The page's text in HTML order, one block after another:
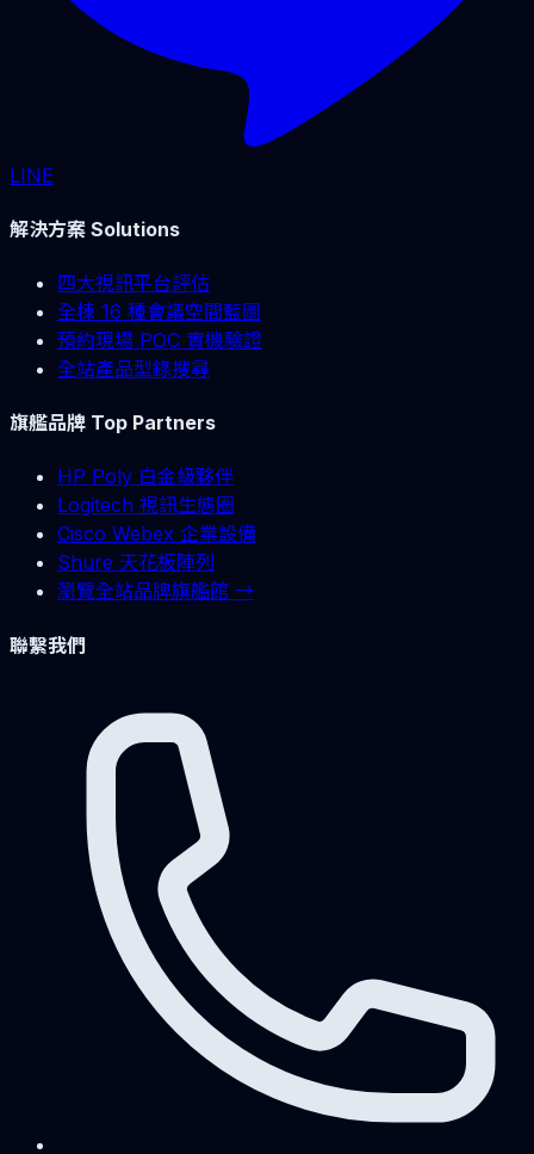
LINE
解決方案 Solutions
四大視訊平台評估
全棟 16 種會議空間藍圖
預約現場 POC 實機驗證
全站產品型錄搜尋
旗艦品牌 Top Partners
HP Poly 白金級夥伴
Logitech 視訊生態圈
Cisco Webex 企業設備
Shure 天花板陣列
瀏覽全站品牌旗艦館 →
聯繫我們